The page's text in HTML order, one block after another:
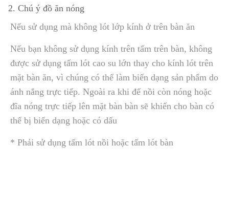
Chú ý đồ ăn nóng
Nếu sử dụng mà không lót lớp kính ở trên bàn ăn
Nếu bạn không sử dụng kính trên tấm trên bàn, không
được sử dụng tấm lót cao su lớn thay cho kính lót trên
mặt bàn ăn, vì chúng có thể làm biến dạng sản phẩm do
ánh nắng trực tiếp. Ngoài ra khi để nồi còn nóng hoặc
đĩa nóng trực tiếp lên mặt bàn bàn sẽ khiến cho bàn có
thể bị biến dạng hoặc có dấu
* Phải sử dụng tấm lót nồi hoặc tấm lót bàn